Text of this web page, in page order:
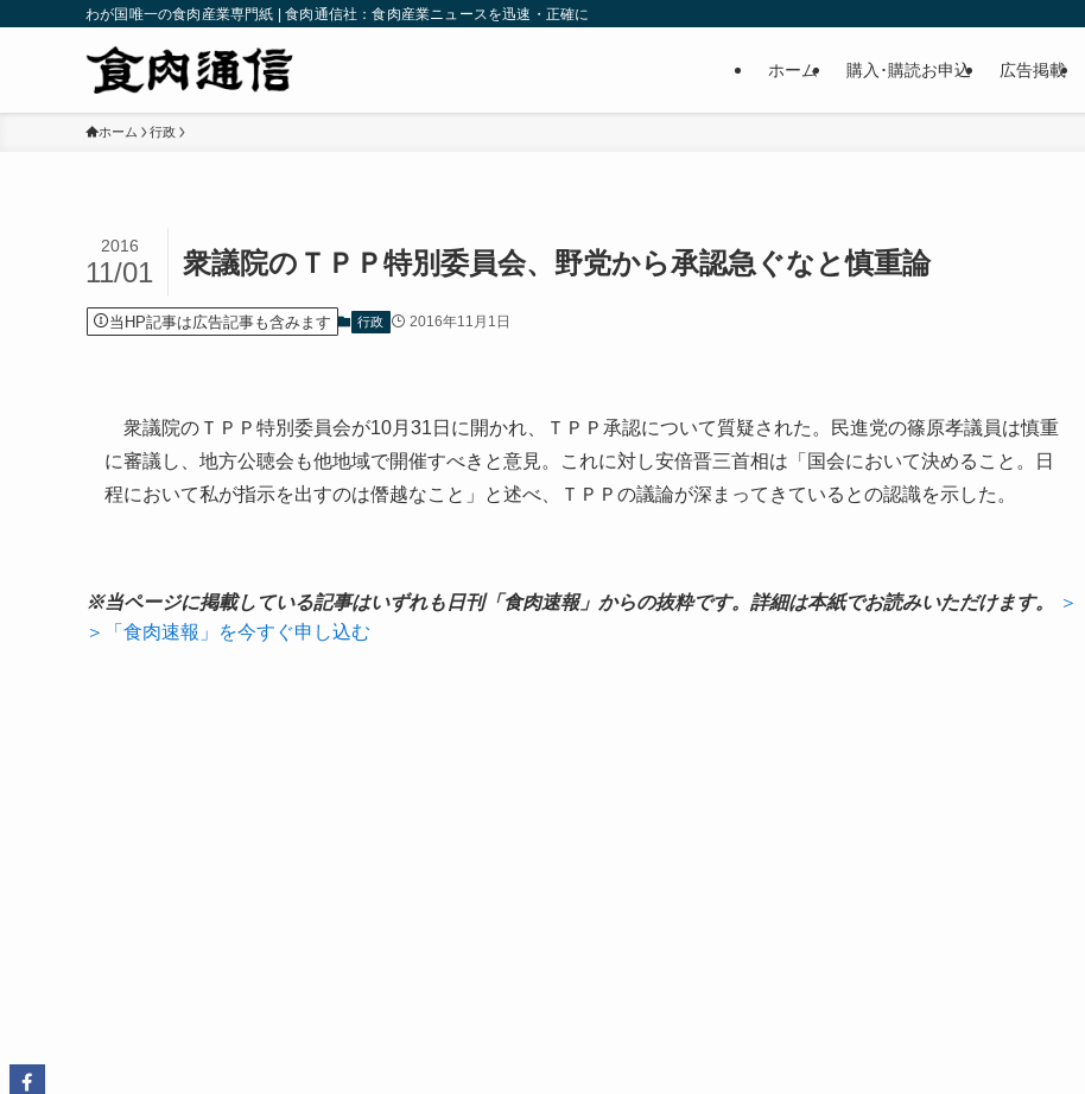
わが国唯一の食肉産業専門紙 | 食肉通信社：食肉産業ニュースを迅速・正確に
ホーム 購入･購読お申込 広告掲載
ホーム 行政
衆議院のＴＰＰ特別委員会、野党から承認急ぐなと慎重論
2016
11/01
当HP記事は広告記事も含みます 行政 2016年11月1日
衆議院のＴＰＰ特別委員会が10月31日に開かれ、ＴＰＰ承認について質疑された。民進党の篠原孝議員は慎重
に審議し、地方公聴会も他地域で開催すべきと意見。これに対し安倍晋三首相は「国会において決めること。日
程において私が指示を出すのは僭越なこと」と述べ、ＴＰＰの議論が深まってきているとの認識を示した。
※当ページに掲載している記事はいずれも日刊「食肉速報」からの抜粋です。詳細は本紙でお読みいただけます。
＞
＞「食肉速報」を今すぐ申し込む